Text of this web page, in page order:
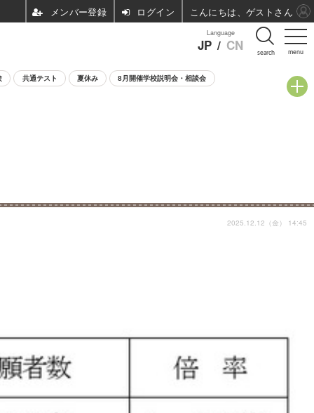
menu
Language
JP / CN search
共通テスト 夏休み 8月開催学校説明会・相談会
2025.12.12（金） 14:45
ログイン こんにちは、ゲストさん